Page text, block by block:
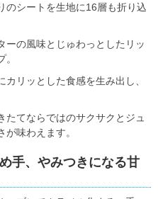
のシートを生地に16層も折り込
ーの風味とじゅわっとしたリッ
リッとした食感を生み出し、
てならではのサクサクとジュ
味わえます。
手、やみつきになる甘